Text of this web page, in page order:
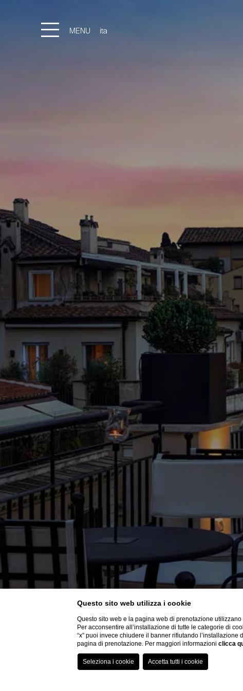
MENU
ita
GALLERY
OFFERTE
PRENOTA ORA
Questo sito web utilizza i cookie
Questo sito web e la pagina web di prenotazione
Per acconsentire all’installazione di tutte le categorie di
“x” puoi invece chiudere il banner rifiutando
pagina di prenotazione. Per maggiori informazioniclicca